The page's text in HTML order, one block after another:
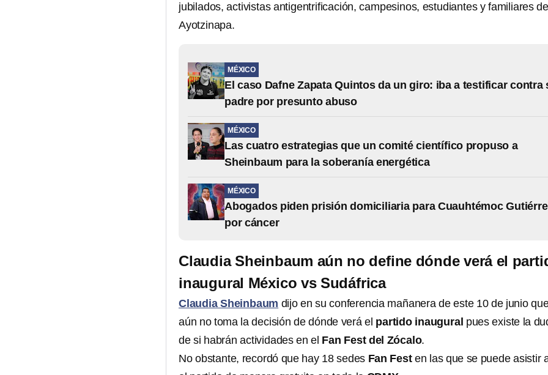
jubilados, activistas antigentrificación, campesinos, estudiantes y familiares de
Ayotzinapa.
MÉXICO
El caso Dafne Zapata Quintos da un giro: iba a testificar contra
padre por presunto abuso
MÉXICO
Las cuatro estrategias que un comité científico propuso a
Sheinbaum para la soberanía energética
MÉXICO
Abogados piden prisión domiciliaria para Cuauhtémoc
por cáncer
Claudia Sheinbaum aún no define dónde verá el
inaugural México vs Sudáfrica
Claudia Sheinbaum dijo en su conferencia mañanera de este 10 de junio
aún no toma la decisión de dónde verá el partido inaugural pues existe la
de si habrán actividades en el Fan Fest del Zócalo.
No obstante, recordó que hay 18 sedes Fan Festen las que se puede asistir